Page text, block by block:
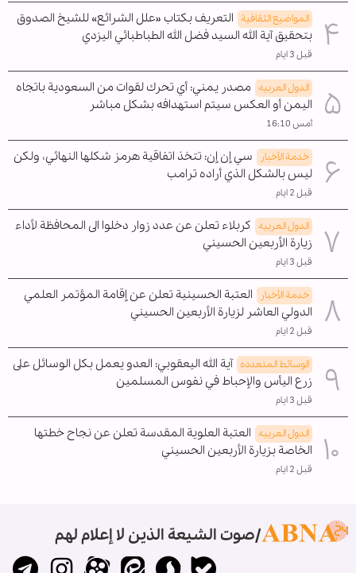
المواضیع الثقافية التعريف بكتاب «علل الشرائع» للشيخ الصدوق
بتحقيق آية الله السيد فضل الله الطباطبائي اليزدي
قبل 3 ايام
الدول العربیه مصدر يمني: أي تحرك لقوات من السعودية باتجاه
اليمن أو العكس سيتم استهدافه بشكل مباشر
أمس 16:10
خدمة الأخبار
سي إن إن: تتخذ اتفاقية هرمز شكلها النهائي، ولكن
ليس بالشكل الذي أراده ترامب
قبل 2 ايام
الدول العربیه كربلاء تعلن عن عدد زوار دخلوا الى المحافظة لأداء
زيارة الأربعين الحسيني
قبل 3 ايام
خدمة الأخبار
العتبة الحسينية تعلن عن إقامة المؤتمر العلمي
الدولي العاشر لزيارة الأربعين الحسيني
قبل 2 ايام
الوسائط المتعدده آية الله اليعقوبي: العدو يعمل بكل الوسائل على
زرع اليأس والإحباط في نفوس المسلمين
قبل 3 ايام
الدول العربیه العتبة العلوية المقدسة تعلن عن نجاح خطتها
الخاصة بزيارة الأربعين الحسيني
قبل 2 ايام
صوت الشيعة الذين لا إعلام لهم